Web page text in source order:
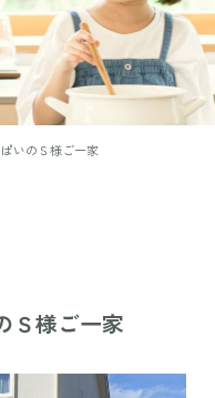
いのＳ様ご一家
Ｓ様ご一家